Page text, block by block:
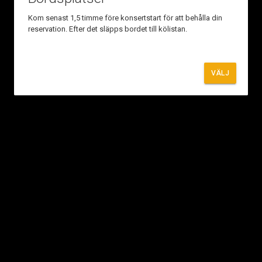
Kom senast 1,5 timme före konsertstart för att behålla din
reservation. Efter det släpps bordet till kölistan.
VÄLJ